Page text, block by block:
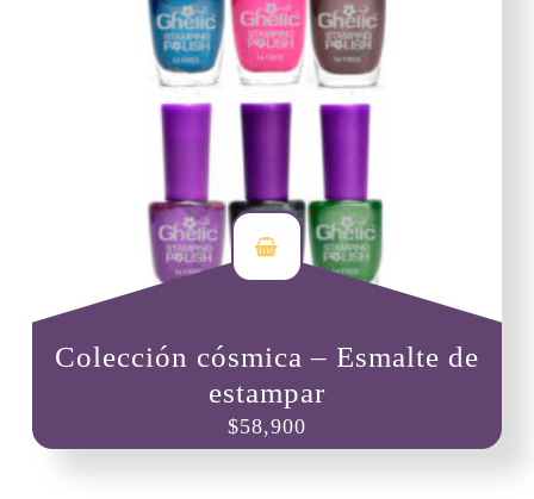
Colección cósmica – Esmalte de
estampar
$58,900